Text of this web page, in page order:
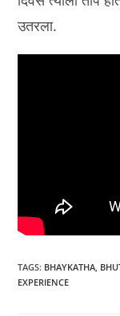
उतरला.
TAGS: BHAYKATHA
EXPERIENCE